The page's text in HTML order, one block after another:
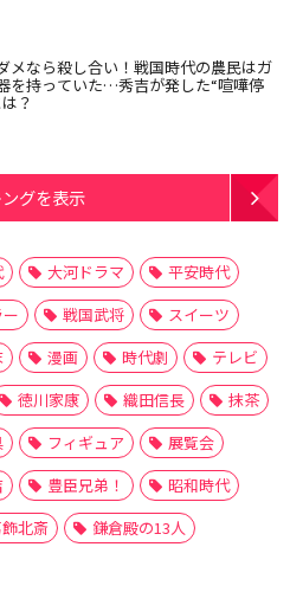
メなら殺し合い！戦国時代の農民はガ
を持っていた…秀吉が発した“喧嘩停
？
グを表示
大河ドラマ
平安時代
戦国武将
スイーツ
漫画 時代劇
テレビ
徳川家康 織田信長
抹茶
フィギュア
展覧会
豊臣兄弟！
昭和時代
北斎 鎌倉殿の13人